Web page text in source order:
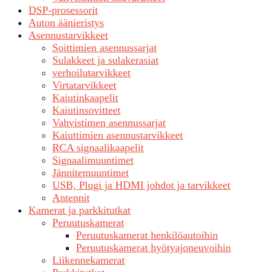
DSP-prosessorit
Auton äänieristys
Asennustarvikkeet
Soittimien asennussarjat
Sulakkeet ja sulakerasiat
verhoilutarvikkeet
Virtatarvikkeet
Kaiutinkaapelit
Kaiutinsovitteet
Vahvistimen asennussarjat
Kaiuttimien asennustarvikkeet
RCA signaalikaapelit
Signaalimuuntimet
Jännitemuuntimet
USB, Plugi ja HDMI johdot ja tarvikkeet
Antennit
Kamerat ja parkkitutkat
Peruutuskamerat
Peruutuskamerat henkilöautoihin
Peruutuskamerat hyötyajoneuvoihin
Liikennekamerat